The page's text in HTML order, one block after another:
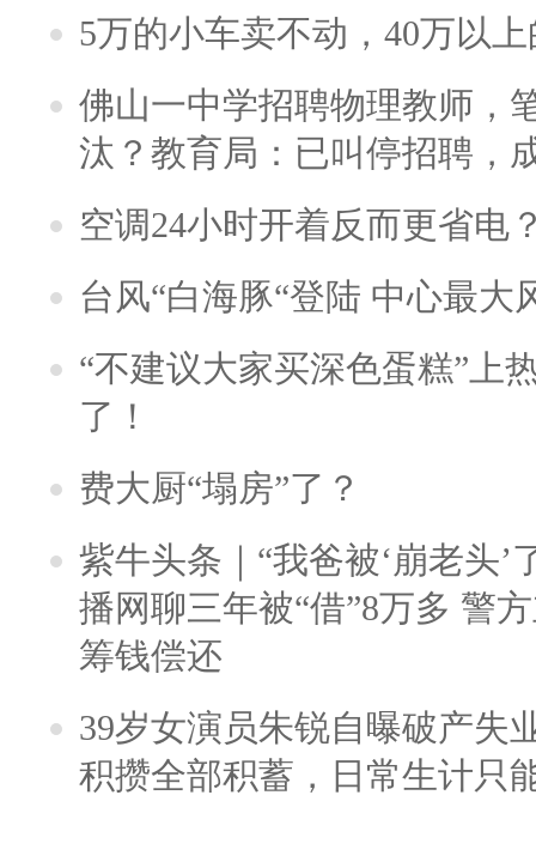
5万的小车卖不动，40万以
佛山一中学招聘物理教师，
汰？教育局：已叫停招聘，
空调24小时开着反而更省电
台风“白海豚“登陆 中心最大
“不建议大家买深色蛋糕”上
了！
费大厨“塌房”了？
紫牛头条｜“我爸被‘崩老头’
播网聊三年被“借”8万多 警
筹钱偿还
39岁女演员朱锐自曝破产失
积攒全部积蓄，日常生计只